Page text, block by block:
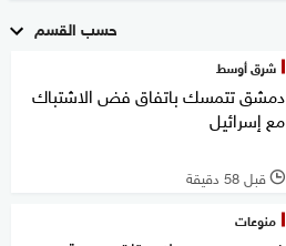
حسب القسم
شرق أوسط
دمشق تتمسك باتفاق فض الاشتباك
مع إسرائيل
l قبل 58 دقيقة
منوعات